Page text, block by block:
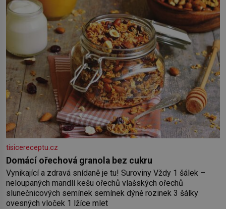
tisicereceptu.cz
Domácí ořechová granola bez cukru
Vynikající a zdravá snídaně je tu! Suroviny Vždy 1 šálek –
neloupaných mandlí kešu ořechů vlašských ořechů
slunečnicových semínek semínek dýně rozinek 3 šálky
ovesných vloček 1 lžíce mlet